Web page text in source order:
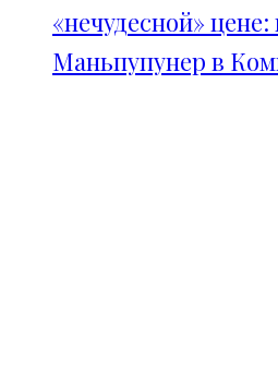
«нечудесной»
Маньпупунер в